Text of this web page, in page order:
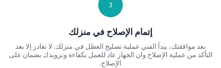
3
إتمام الإصلاح في منزلك
بعد موافقتك، يبدأ الفني عملية تصليح العطل في منزلك. لا نغادر إلا بعد
التأكد من عملية الإصلاح وان الجهاز عاد للعمل بكفاءة وتزويدك بضمان على
الإصلاح.